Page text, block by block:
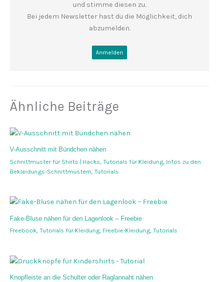
und stimme diesen zu.
Bei jedem Newsletter hast du die Möglichkeit, dich
abzumelden.
Ähnliche Beiträge
V-Ausschnitt mit Bündchen nähen
Schnittmuster für Shirts | Hacks Tutorials für Kleidung Infos zu den
Bekleidungs-Schnittmustern Tutorials
Fake-Bluse nähen für den Lagenlook – Freebie
Freebook, Tutorials für Kleidung, Freebie-Kleidung, Tutorials
Knopfleiste an die Schulter oder Raglannaht nähen